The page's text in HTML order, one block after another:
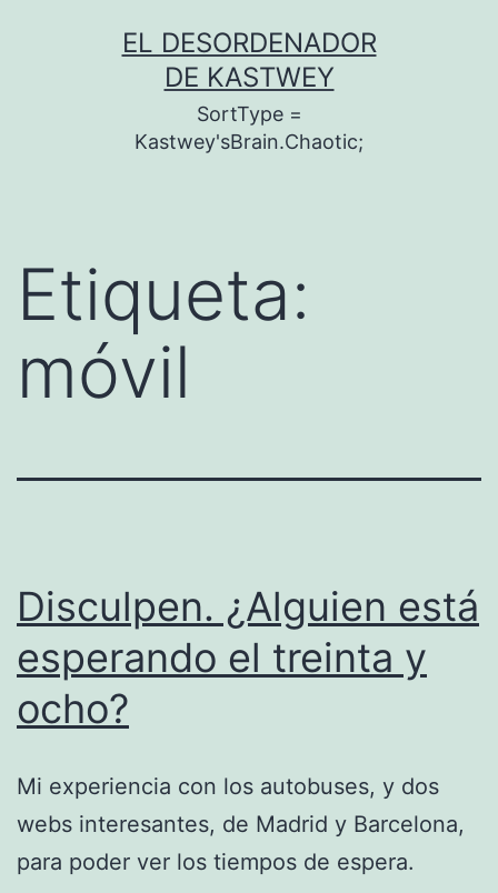
EL DESORDENADOR
DE KASTWEY
SortType =
Kastwey'sBrain.Chaotic;
Etiqueta:
móvil
Disculpen. ¿Alguien está
esperando el treinta y
ocho?
Mi experiencia con los autobuses, y dos
webs interesantes, de Madrid y Barcelona,
para poder ver los tiempos de espera.